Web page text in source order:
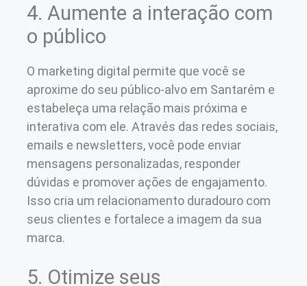
4. Aumente a interação com
o público
O marketing digital permite que você se
aproxime do seu público-alvo em Santarém e
estabeleça uma relação mais próxima e
interativa com ele. Através das redes sociais,
emails e newsletters, você pode enviar
mensagens personalizadas, responder
dúvidas e promover ações de engajamento.
Isso cria um relacionamento duradouro com
seus clientes e fortalece a imagem da sua
marca.
5. Otimize seus